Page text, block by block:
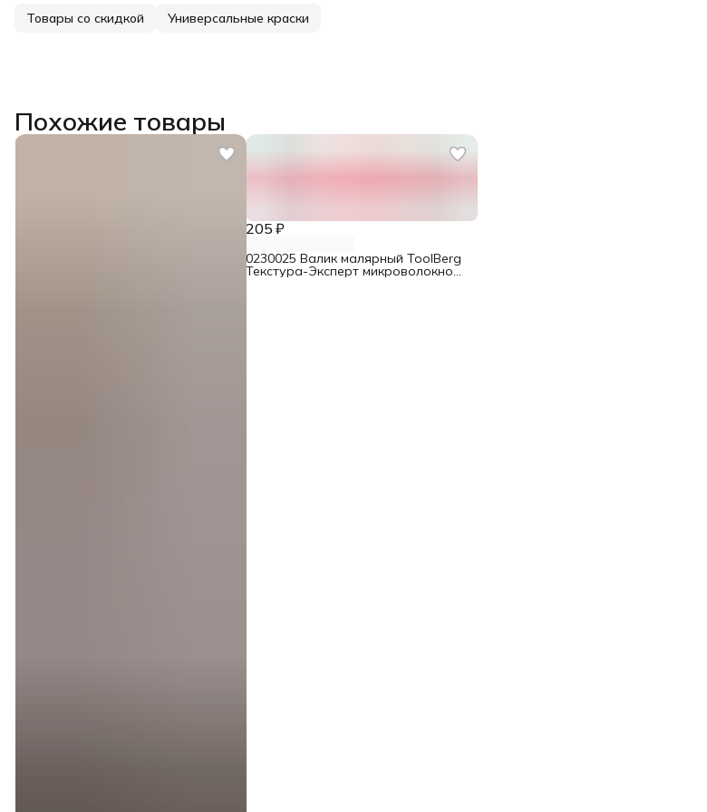
Товары со скидкой Универсальные краски
Похожие товары
205 ₽
0230025 Валик малярный ToolBerg
Текстура-Эксперт микроволокно